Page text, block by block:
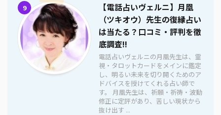
9
【電話占いヴェルニ】月凰
（ツキオウ）先生の復縁占い
は当たる？口コミ・評判を徹
底調査!!
電話占いヴェルニの月凰先生は、霊
視・タロットカードをメインに鑑定
し、明るい未来を切り開くためのア
ドバイスを授けてくれる占い師で
す。 月凰先生は、祈願・祈祷・波動
修正に定評があり、苦しい現状から
抜け出す ...